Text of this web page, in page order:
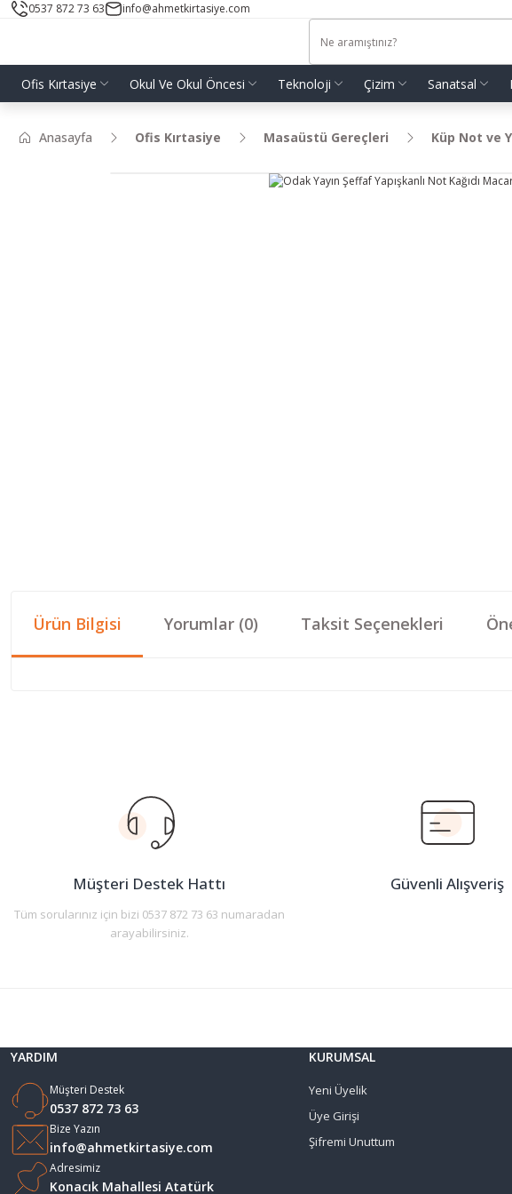
0537 872 73 63 info@ahmetkirtasiye.com
Ofis Kırtasiye Okul Ve Okul Öncesi Teknoloji Çizim Sanatsal
Anasayfa Ofis Kırtasiye Masaüstü Gereçleri Küp Not ve
Ürün Bilgisi Yorumlar (0) Taksit Seçenekleri
Ürün açıklamasında eksik bilgiler bulunuyor.
Ürün bilgilerinde hatalar bulunuyor.
Bu ürüne benzer farklı alternatifler olmalı.
Müşteri Destek Hattı
Tüm sorularınız için bizi 0537 872 73 63 numaradan
arayabilirsiniz.
Güvenli Alışveriş
YARDIM
Müşteri Destek
0537 872 73 63
Bize Yazın
info@ahmetkirtasiye.com
Adresimiz
Konacık Mahallesi Atatürk
KURUMSAL
Yeni Üyelik
Üye Girişi
Şifremi Unuttum